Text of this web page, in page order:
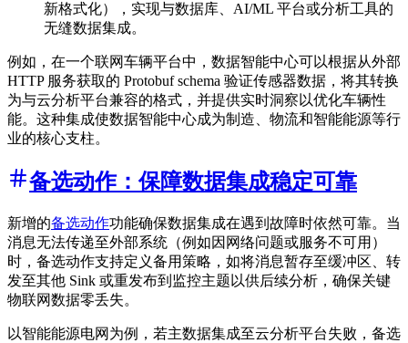
新格式化），实现与数据库、AI/ML 平台或分析工具的
无缝数据集成。
例如，在一个联网车辆平台中，数据智能中心可以根据从外部
HTTP 服务获取的 Protobuf schema 验证传感器数据，将其转换
为与云分析平台兼容的格式，并提供实时洞察以优化车辆性
能。这种集成使数据智能中心成为制造、物流和智能能源等行
业的核心支柱。
备选动作：保障数据集成稳定可靠
新增的备选动作功能确保数据集成在遇到故障时依然可靠。当
消息无法传递至外部系统（例如因网络问题或服务不可用）
时，备选动作支持定义备用策略，如将消息暂存至缓冲区、转
发至其他 Sink 或重发布到监控主题以供后续分析，确保关键
物联网数据零丢失。
以智能能源电网为例，若主数据集成至云分析平台失败，备选